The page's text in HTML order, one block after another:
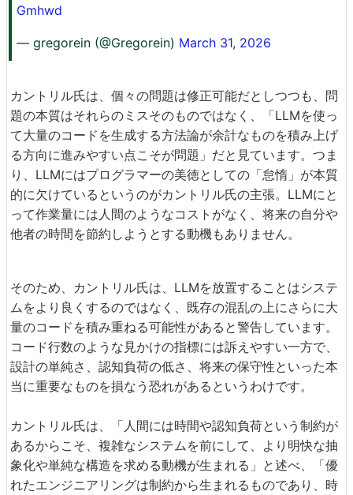
Gmhwd
— gregorein (@Gregorein) March 31, 2026
カントリル氏は、個々の問題は修正可能だとしつつも、問
題の本質はそれらのミスそのものではなく、「LLMを使っ
て大量のコードを生成する方法論が余計なものを積み上げ
る方向に進みやすい点こそが問題」だと見ています。つま
り、LLMにはプログラマーの美徳としての「怠惰」が本質
的に欠けているというのがカントリル氏の主張。LLMにと
って作業量には人間のようなコストがなく、将来の自分や
他者の時間を節約しようとする動機もありません。
そのため、カントリル氏は、LLMを放置することはシステ
ムをより良くするのではなく、既存の混乱の上にさらに大
量のコードを積み重ねる可能性があると警告しています。
コード行数のような見かけの指標には訴えやすい一方で、
設計の単純さ、認知負荷の低さ、将来の保守性といった本
当に重要なものを損なう恐れがあるというわけです。
カントリル氏は、「人間には時間や認知負荷という制約が
あるからこそ、複雑なシステムを前にして、より明快な抽
象化や単純な構造を求める動機が生まれる」と述べ、「優
れたエンジニアリングは制約から生まれるものであり、時